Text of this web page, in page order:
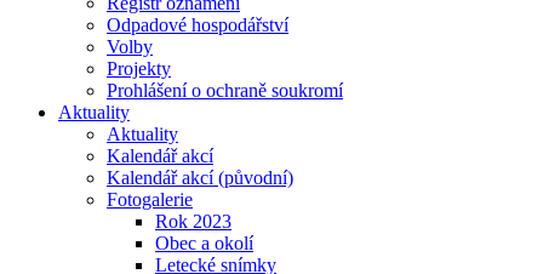
Odpadové hospodářství
Volby
Projekty
Prohlášení o ochraně soukromí
Aktuality
Aktuality
Kalendář akcí
Kalendář akcí (původní)
Fotogalerie
Rok 2023
Obec a okolí
Letecké snímky